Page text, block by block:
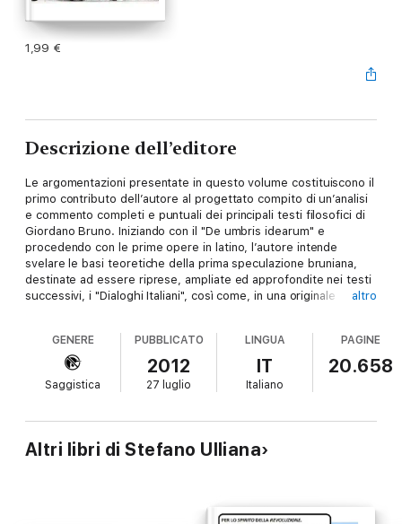
1,99 €
Descrizione dell’editore
Le argomentazioni presentate in questo volume costituiscono il
primo contributo dell’autore al progettato compito di un’analisi
e commento completi e puntuali dei principali testi filosofici di
Giordano Bruno. Iniziando con il "De umbris idearum" e
procedendo con le prime opere in latino, l’autore intende
svelare le basi teoretiche della prima speculazione bruniana,
destinate ad essere riprese, ampliate ed approfondite nei testi
successivi, i "Dialoghi Italiani", così come, in una originale
base della difficile e complessa speculazione bruniana:
assolutamente lontano – come del resto indicato dalle esplicite
affermazioni del filosofo di Nola – dall’impiego pragmatico e
retorico della tradizionale arte della memoria, esso piuttosto
ontologica, metafisica e teologica, con influssi sulle
considerazioni razionali e naturali. In questo modo l’arte di
memoria bruniana diventa la memoria di un arte filosofica civile,
e dialettico, che progressivamente consente l’inserimento della
altro
GENERE
Saggistica
PUBBLICATO
2012
27 luglio
LINGUA
IT
Italiano
PAGINE
20.658
Altri libri di Stefano Ulliana